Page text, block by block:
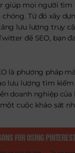
giúp mọi người tìm
Từ đó xây
lưu lượng truy
để SEO, bạn
là phương pháp
lưu lượng tìm
doanh nghiệp của
cuộc khảo sát